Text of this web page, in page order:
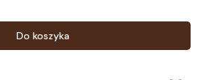
Do koszyka